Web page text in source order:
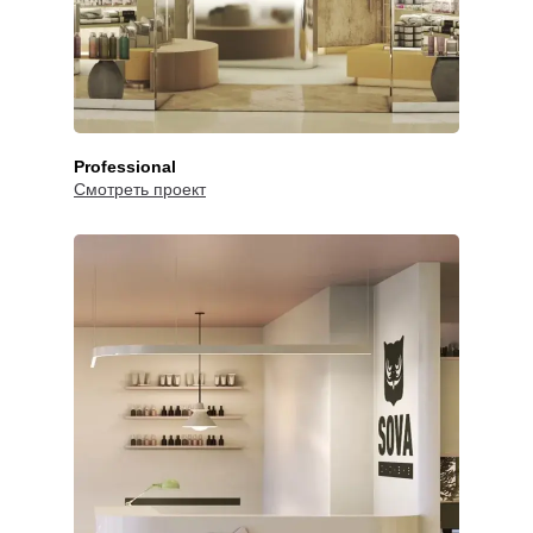
Professional
Смотреть проект
Есть ли у вас
фирменный стиль?
Затрудняюсь ответить
60м2
Общая площадь
Варианты
Проект чего вы хотите
получить?
LET'S GO!